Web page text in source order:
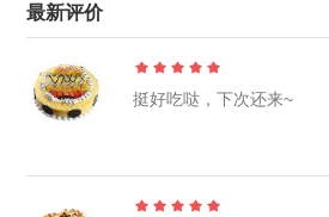
最新评价
挺好吃哒，下次还来~